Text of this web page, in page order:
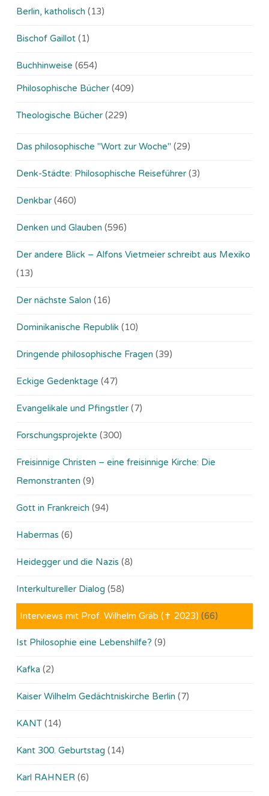
Berlin, katholisch (13)
Bischof Gaillot (1)
Buchhinweise (654)
Philosophische Bücher (409)
Theologische Bücher (229)
Das philosophische "Wort zur Woche" (29)
Denk-Städte: Philosophische Reiseführer (3)
Denkbar (460)
Denken und Glauben (596)
Der andere Blick – Alfons Vietmeier schreibt aus Mexiko
(13)
Der nächste Salon (16)
Dominikanische Republik (10)
Dringende philosophische Fragen (39)
Eckige Gedenktage (47)
Evangelikale und Pfingstler (7)
Forschungsprojekte (300)
Freisinnige Christen – eine freisinnige Kirche: Die
Remonstranten (9)
Gott in Frankreich (94)
Habermas (6)
Heidegger und die Nazis (8)
Interkultureller Dialog (58)
Interviews mit Prof. Wilhelm Gräb (✝ 2023) (66)
Ist Philosophie eine Lebenshilfe? (9)
Kafka (2)
Kaiser Wilhelm Gedächtniskirche Berlin (7)
KANT (14)
Kant 300. Geburtstag (14)
Karl RAHNER (6)